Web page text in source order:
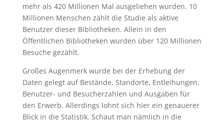
mehr als 420 Millionen Mal ausgeliehen wurden. 10
Millionen Menschen zählt die Studie als aktive
Benutzer dieser Bibliotheken. Allein in den
Öffentlichen Bibliotheken wurden über 120 Millionen
Besuche gezählt.
Großes Augenmerk wurde bei der Erhebung der
Daten gelegt auf Bestände, Standorte, Entleihungen,
Benutzer- und Besucherzahlen und Ausgaben für
den Erwerb. Allerdings lohnt sich hier ein genauerer
Blick in die Statistik. Schaut man nämlich in die